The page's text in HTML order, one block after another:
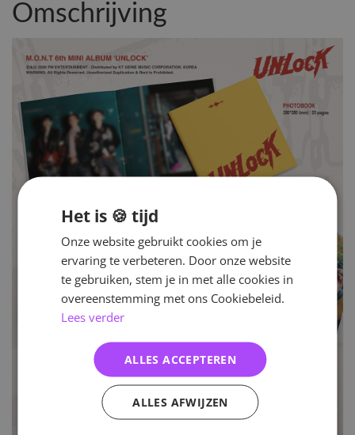
Omschrijving
Het is 🍪 tijd
Onze website gebruikt cookies om je
ervaring te verbeteren. Door onze website
te gebruiken, stem je in met alle cookies in
overeenstemming met ons Cookiebeleid.
Lees verder
ALLES ACCEPTEREN
ALLES AFWIJZEN